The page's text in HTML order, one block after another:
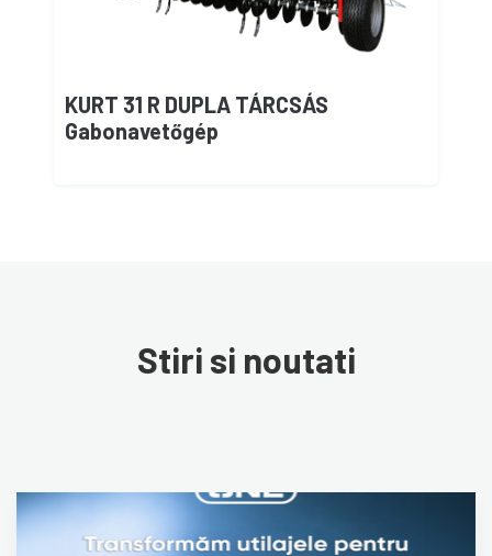
KURT 31 R DUPLA TÁRCSÁS
Gabonavetőgép
Stiri si noutati